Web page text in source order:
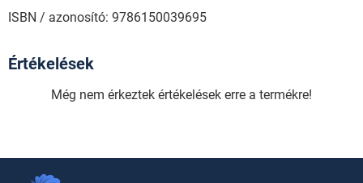
ISBN / azonosító: 9786150039695
Értékelések
Még nem érkeztek értékelések erre a termékre!